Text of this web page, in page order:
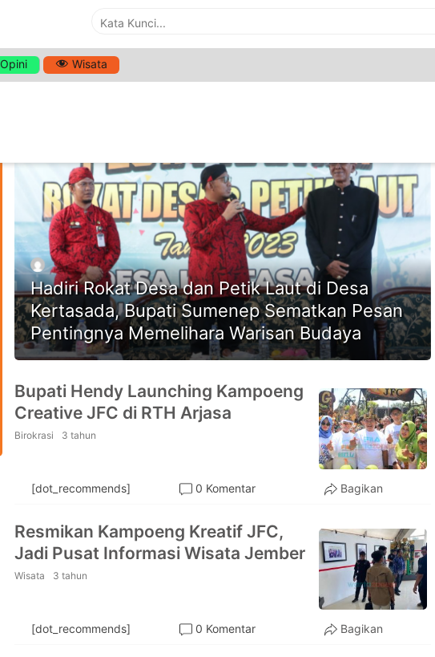
Opini Wisata
DAILY ARCHIVES:
Hadiri Rokat Desa dan Petik Laut di Desa
Kertasada, Bupati Sumenep Sematkan Pesan
Pentingnya Memelihara Warisan Budaya
Bupati Hendy Launching Kampoeng
Creative JFC di RTH Arjasa
Birokrasi 3 tahun
[dot_recommends] 0 Komentar Bagikan
Resmikan Kampoeng Kreatif JFC,
Jadi Pusat Informasi Wisata Jember
Wisata 3 tahun
[dot_recommends] 0 Komentar Bagikan